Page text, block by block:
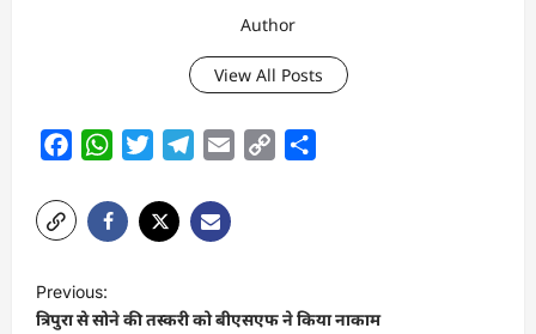
Author
View All Posts
FacebookWhatsAppTwitterTelegram
Email
Copy
o
Previous:
त्रिपुरा से सोने की तस्करी को बीएसएफ ने किया नाकाम